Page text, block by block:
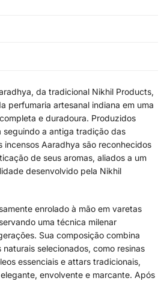
da tradicional Nikhil Products,
perfumaria artesanal indiana em uma
e duradoura. Produzidos
seguindo a antiga tradição das
incensos Aaradhya são reconhecidos
de seus aromas, aliados a um
desenvolvido pela Nikhil
enrolado à mão em varetas
uma técnica milenar
Sua composição combina
selecionados, como resinas
essenciais e attars tradicionais,
envolvente e marcante. Após